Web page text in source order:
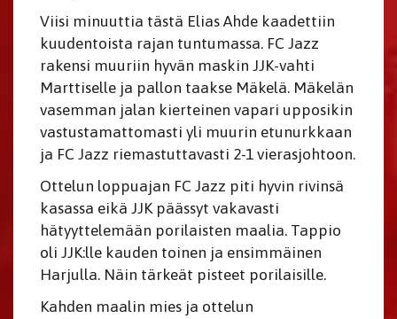
Viisi minuuttia tästä Elias Ahde kaadettiin
kuudentoista rajan tuntumassa. FC Jazz
rakensi muuriin hyvän maskin JJK-vahti
Marttiselle ja pallon taakse Mäkelä. Mäkelän
vasemman jalan kierteinen vapari upposikin
vastustamattomasti yli muurin etunurkkaan
ja FC Jazz riemastuttavasti 2-1 vierasjohtoon.
Ottelun loppuajan FC Jazz piti hyvin rivinsä
kasassa eikä JJK päässyt vakavasti
hätyyttelemään porilaisten maalia. Tappio
oli JJK:lle kauden toinen ja ensimmäinen
Harjulla. Näin tärkeät pisteet porilaisille.
Kahden maalin mies ja ottelun